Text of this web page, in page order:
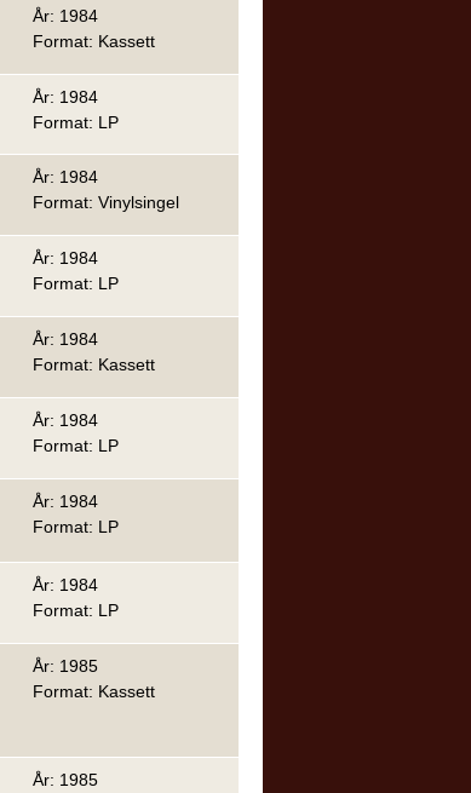
År: 1984
Format: Kassett
År: 1984
Format: LP
År: 1984
Format: Vinylsingel
År: 1984
Format: LP
År: 1984
Format: Kassett
År: 1984
Format: LP
År: 1984
Format: LP
År: 1984
Format: LP
År: 1985
Format: Kassett
År: 1985